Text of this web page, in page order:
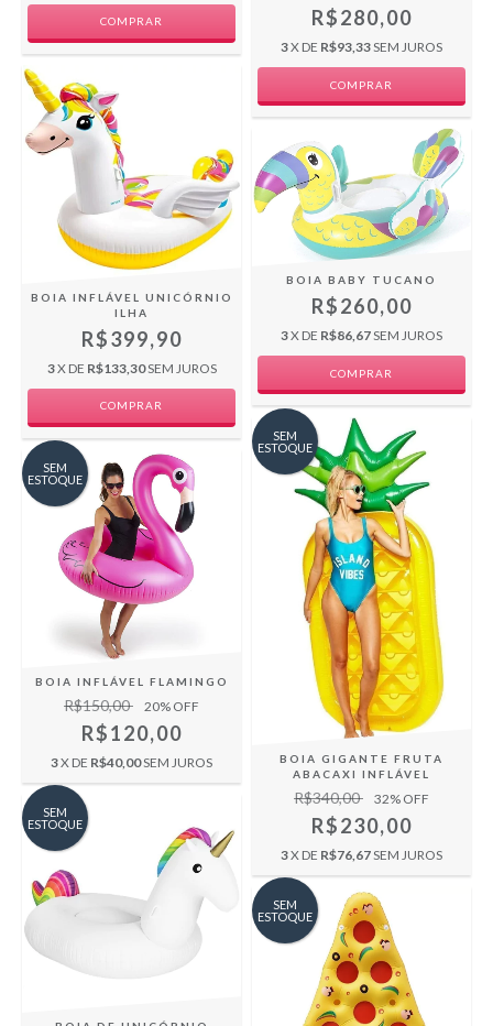
R$280,00
3X DE R$93,33SEM JUROS
BOIA INFLÁVEL UNICÓRNIO
ILHA
R$399,90
3X DE R$133,30SEM JUROS
BOIA BABY TUCANO
R$260,00
3X DE R$86,67SEM JUROS
SEM
ESTOQUE
BOIA INFLÁVEL FLAMINGO
R$150,00 20% OFF
R$120,00
3X DE R$40,00SEM JUROS
SEM
ESTOQUE
BOIA GIGANTE FRUTA
ABACAXI INFLÁVEL
R$340,00 32% OFF
R$230,00
3X DE R$76,67SEM JUROS
SEM
ESTOQUE
SEM
ESTOQUE